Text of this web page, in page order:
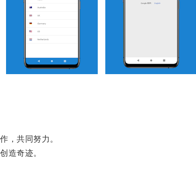
共同努力。
造奇迹。